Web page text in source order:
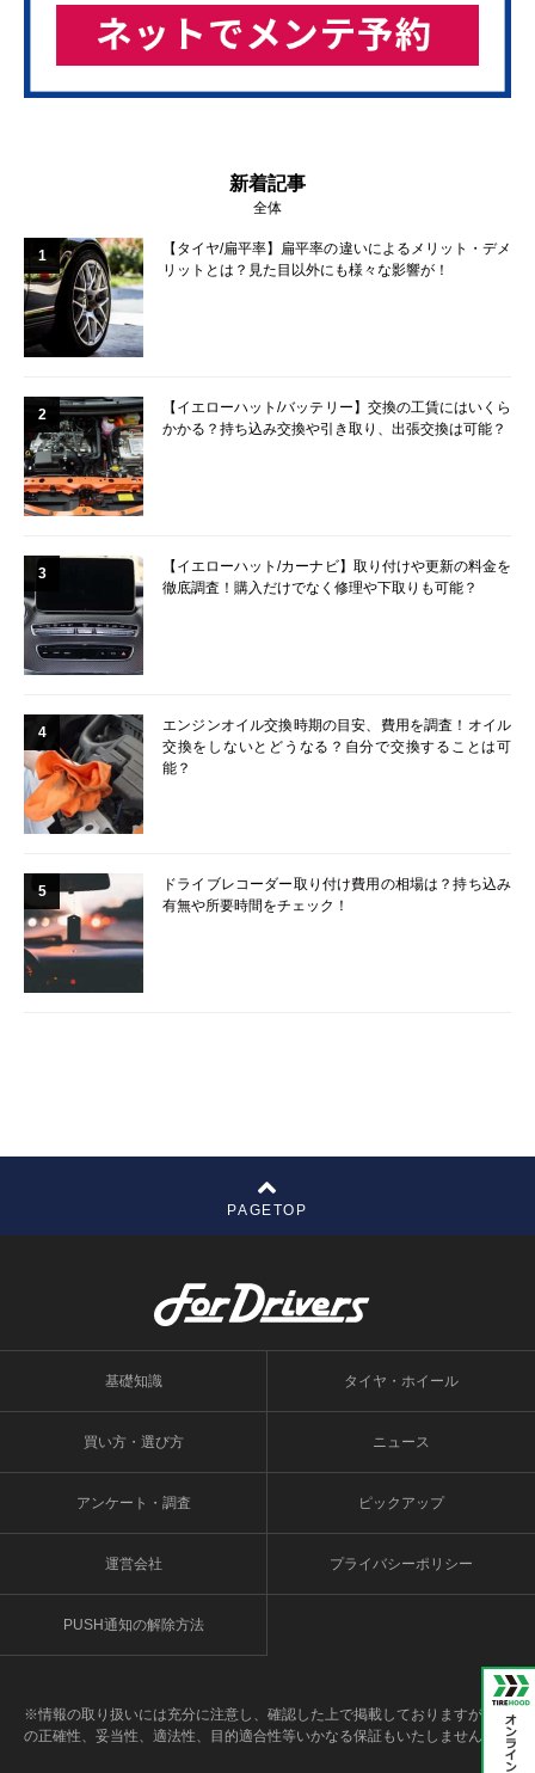
新着記事
全体
1
【タイヤ/扁平率】扁平率の違いによるメリット・デメ
リットとは？見た目以外にも様々な影響が！
2
【イエローハット/バッテリー】交換の工賃にはいくら
かかる？持ち込み交換や引き取り、出張交換は可能？
3
【イエローハット/カーナビ】取り付けや更新の料金を
徹底調査！購入だけでなく修理や下取りも可能？
4
エンジンオイル交換時期の目安、費用を調査！オイル
交換をしないとどうなる？自分で交換することは可
能？
5
ドライブレコーダー取り付け費用の相場は？持ち込み
有無や所要時間をチェック！
PAGETOP
基礎知識 タイヤ・ホイール
買い方・選び方 ニュース
アンケート・調査 ピックアップ
運営会社 プライバシーポリシー
PUSH通知の解除方法
※情報の取り扱いには充分に注意し、確認した上で掲載しておりますが、そ
の正確性、妥当性、適法性、目的適合性等いかなる保証もいたしません。